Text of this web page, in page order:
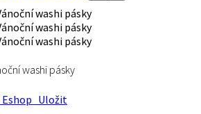
washi pásky
Uložit